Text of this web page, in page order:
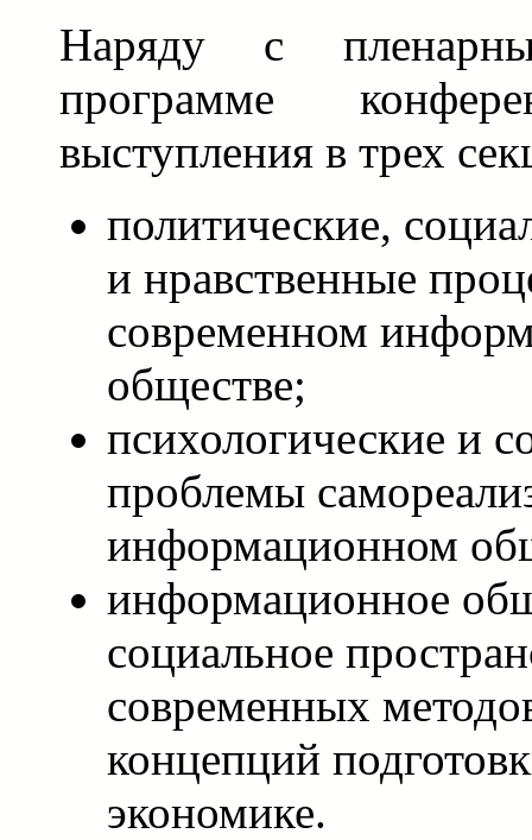
Наряду с
программе
выступления в трех
политические,
и нравственные
современном
обществе;
психологические и
проблемы
информационном
информационное
социальное
современных
концепций
экономике.